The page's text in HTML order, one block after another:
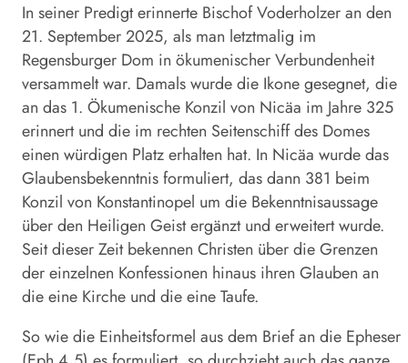
In seiner Predigt erinnerte Bischof Voderholzer an den
21. September 2025, als man letztmalig im
Regensburger Dom in ökumenischer Verbundenheit
versammelt war. Damals wurde die Ikone gesegnet, die
an das 1. Ökumenische Konzil von Nicäa im Jahre 325
erinnert und die im rechten Seitenschiff des Domes
einen würdigen Platz erhalten hat. In Nicäa wurde das
Glaubensbekenntnis formuliert, das dann 381 beim
Konzil von Konstantinopel um die Bekenntnisaussage
über den Heiligen Geist ergänzt und erweitert wurde.
Seit dieser Zeit bekennen Christen über die Grenzen
der einzelnen Konfessionen hinaus ihren Glauben an
die eine Kirche und die eine Taufe.
So wie die Einheitsformel aus dem Brief an die Epheser